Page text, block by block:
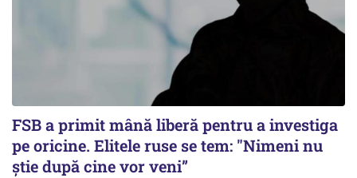
FSB a primit mână liberă pentru a investiga
pe oricine. Elitele ruse se tem: "Nimeni nu
știe după cine vor veni”